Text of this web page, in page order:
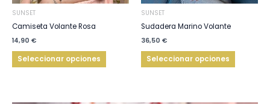
SUNSET
Camiseta Volante Rosa
14,90 €
Seleccionar opciones
página
SUNSET
Sudadera Marino Volante
36,50 €
Seleccionar opciones
página